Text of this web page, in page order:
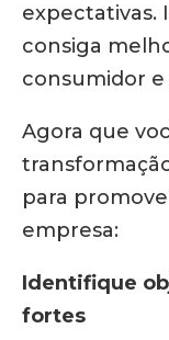
expectativas.
consiga
consumidor e
Agora que
para
empresa:
Identifique
fortes